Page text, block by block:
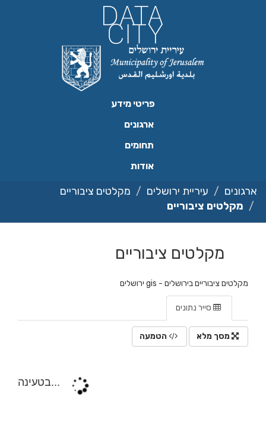
פריטי מידע
ארגונים
תחומים
אודות
ארגונים עיריית ירושלים
מקלטים ציבוריים
מקלטים ציבוריים
מקלטים ציבוריים
מקלטים ציבוריים בירושלים - gis ירושלים
סייר נתונים
מסך מלא הטמעה